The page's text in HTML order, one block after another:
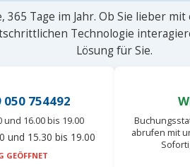
365 Tage im Jahr. Ob Sie lieber
Technologie
Lösung für Sie.
754492
und 16.00 bis 19.00
und 15.30 bis 19.00
GEÖFFNET
abrufen mit